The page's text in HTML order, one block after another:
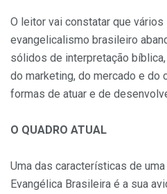
O leitor vai constatar que
evangelicalismo brasileiro
sólidos de interpretação
do marketing, do mercado e do
formas de atuar e de
O QUADRO ATUAL
Uma das características de
Evangélica Brasileira é a sua